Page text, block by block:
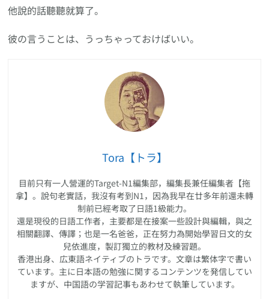
他說的話聽聽就算了。
彼の言うことは、うっちゃっておけばいい。
Tora【トラ】
目前只有一人營運的Target-N1編集部，編集長兼任編集者【拖
拿】。說句老實話，我沒有考到N1，因為我早在廿多年前還未轉
制前已經考取了日語1級能力。
還是現役的日語工作者，主要都是在接案一些設計與編輯，與之
相關翻譯、傳譯；也是一名爸爸，正在努力為開始學習日文的女
兒依進度，製訂獨立的教材及練習題。
香港出身、広東語ネイティブのトラです。文章は繁体字で書い
ています。主に日本語の勉強に関するコンテンツを発信してい
ますが、中国語の学習記事もあわせて執筆しています。